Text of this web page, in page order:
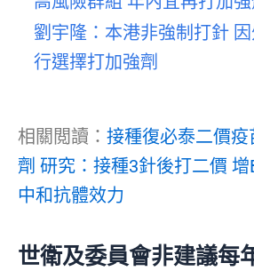
劉宇隆：本港非強制打針
行選擇打加強劑
相關閲讀： 接種復必泰二價
劑 研究：接種3針後打二價
中和抗體效力
世衛及委員會非建議每